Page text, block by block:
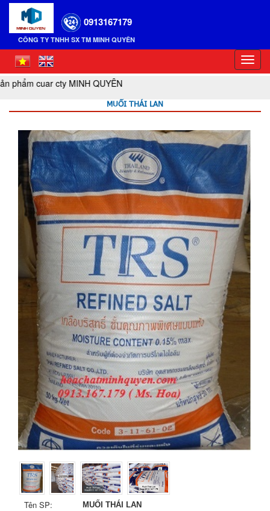
CÔNG TY TNHH SX TM MINH QUYÊN
0913167179
cuar cty MINH QUYÊN
MUỐI THÁI LAN
Tên SP: MUỐI THÁI LAN